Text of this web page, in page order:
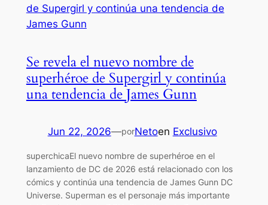
Se revela el nuevo nombre de
superhéroe de Supergirl y continúa
una tendencia de James Gunn
Jun 22, 2026—porNetoen Exclusivo
superchicaEl nuevo nombre de superhéroe en el
lanzamiento de DC de 2026 está relacionado con los
cómics y continúa una tendencia de James Gunn DC
Universe. Superman es el personaje más importante